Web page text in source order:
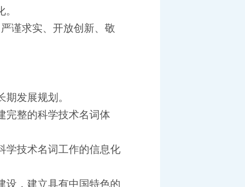
谨求实、开放创新、敬
发展规划。
完整的科学技术名词体
学技术名词工作的信息化
设，建立具有中国特色的